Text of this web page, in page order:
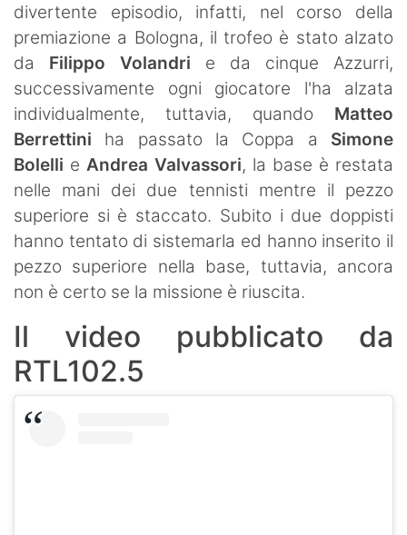
divertente episodio, infatti, nel corso della
premiazione a Bologna, il trofeo è stato alzato
da Filippo Volandri e da cinque Azzurri,
successivamente ogni giocatore l'ha alzata
individualmente, tuttavia, quando Matteo
Berrettini ha passato la Coppa a Simone
Bolelli e Andrea Valvassori, la base è restata
nelle mani dei due tennisti mentre il pezzo
superiore si è staccato. Subito i due doppisti
hanno tentato di sistemarla ed hanno inserito il
pezzo superiore nella base, tuttavia, ancora
non è certo se la missione è riuscita.
Il video pubblicato da
RTL102.5